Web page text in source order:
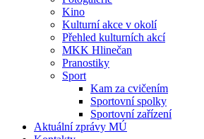
Kino
Kulturní akce v okolí
Přehled kulturních akcí
MKK Hlinečan
Pranostiky
Sport
Kam za cvičením
Sportovní spolky
Sportovní zařízení
Aktuální zprávy MÚ